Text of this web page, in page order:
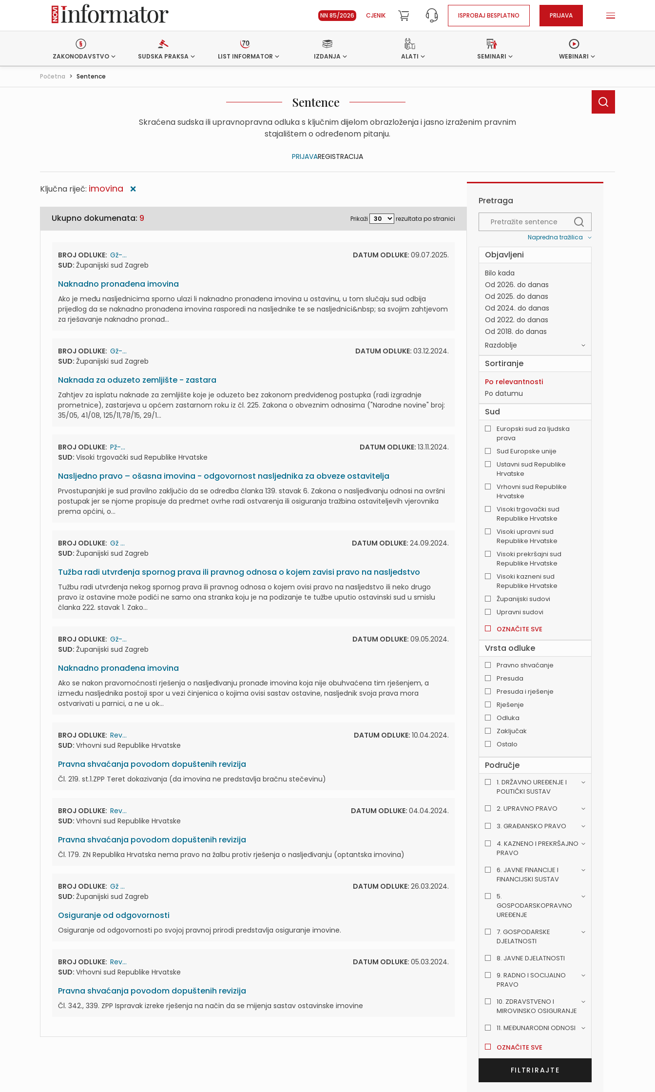
NN 85/2026 CJENIK ISPROBAJ BESPLATNO PRIJAVA
ZAKONODAVSTVO SUDSKA PRAKSA LIST INFORMATOR IZDANJA ALATI SEMINARI WEBINARI
Početna > Sentence
Sentence
Skraćena sudska ili upravnopravna odluka s ključnim dijelom obrazloženja i jasno izraženim pravnim
stajalištem o određenom pitanju.
PRIJAVAREGISTRACIJA
Ključna riječ: imovina ❌
Ukupno dokumenata: 9 Prikaži rezultata po stranici
BROJ ODLUKE: Gž-...
SUD: Županijski sud Zagreb
DATUM ODLUKE: 09.07.2025.
Naknadno pronađena imovina
Ako je među nasljednicima sporno ulazi li naknadno pronađena imovina u ostavinu, u tom slučaju sud odbija
prijedlog da se naknadno pronađena imovina rasporedi na nasljednike te se nasljednici&nbsp; sa svojim zahtjevom
za rješavanje naknadno pronađ...
BROJ ODLUKE: Gž-...
SUD: Županijski sud Zagreb
DATUM ODLUKE: 03.12.2024.
Naknada za oduzeto zemljište - zastara
Zahtjev za isplatu naknade za zemljište koje je oduzeto bez zakonom predviđenog postupka (radi izgradnje
prometnice), zastarjeva u općem zastarnom roku iz čl. 225. Zakona o obveznim odnosima ("Narodne novine" broj:
35/05, 41/08, 125/11,78/15, 29/1...
BROJ ODLUKE: Pž-...
SUD: Visoki trgovački sud Republike Hrvatske
DATUM ODLUKE: 13.11.2024.
Nasljedno pravo – ošasna imovina - odgovornost nasljednika za obveze ostavitelja
Prvostupanjski je sud pravilno zaključio da se odredba članka 139. stavak 6. Zakona o nasljeđivanju odnosi na ovršni
postupak jer se njome propisuje da predmet ovrhe radi ostvarenja ili osiguranja tražbina ostaviteljevih vjerovnika
prema općini, o...
BROJ ODLUKE: Gž ...
SUD: Županijski sud Zagreb
DATUM ODLUKE: 24.09.2024.
Tužba radi utvrđenja spornog prava ili pravnog odnosa o kojem zavisi pravo na nasljedstvo
Tužbu radi utvrđenja nekog spornog prava ili pravnog odnosa o kojem ovisi pravo na nasljedstvo ili neko drugo
pravo iz ostavine može podići ne samo ona stranka koju je na podizanje te tužbe uputio ostavinski sud u smislu
članka 222. stavak 1. Zako...
BROJ ODLUKE: Gž-...
SUD: Županijski sud Zagreb
DATUM ODLUKE: 09.05.2024.
Naknadno pronađena imovina
Ako se nakon pravomoćnosti rješenja o nasljeđivanju pronađe imovina koja nije obuhvaćena tim rješenjem, a
između nasljednika postoji spor u vezi činjenica o kojima ovisi sastav ostavine, nasljednik svoja prava mora
ostvarivati u parnici, a ne u ok...
BROJ ODLUKE: Rev...
SUD: Vrhovni sud Republike Hrvatske
DATUM ODLUKE: 10.04.2024.
Pravna shvaćanja povodom dopuštenih revizija
Čl. 219. st.1.ZPP Teret dokazivanja (da imovina ne predstavlja bračnu stečevinu)
BROJ ODLUKE: Rev...
SUD: Vrhovni sud Republike Hrvatske
DATUM ODLUKE: 04.04.2024.
Pravna shvaćanja povodom dopuštenih revizija
Čl. 179. ZN Republika Hrvatska nema pravo na žalbu protiv rješenja o nasljeđivanju (optantska imovina)
BROJ ODLUKE: Gž ...
SUD: Županijski sud Zagreb
DATUM ODLUKE: 26.03.2024.
Osiguranje od odgovornosti
Osiguranje od odgovornosti po svojoj pravnoj prirodi predstavlja osiguranje imovine.
BROJ ODLUKE: Rev...
SUD: Vrhovni sud Republike Hrvatske
DATUM ODLUKE: 05.03.2024.
Pravna shvaćanja povodom dopuštenih revizija
Čl. 342., 339. ZPP Ispravak izreke rješenja na način da se mijenja sastav ostavinske imovine
Pretraga
Napredna tražilica
Objavljeni
Bilo kada
Od 2026. do danas
Od 2025. do danas
Od 2024. do danas
Od 2022. do danas
Od 2018. do danas
Razdoblje
Sortiranje
Po relevantnosti
Po datumu
Sud
Europski sud za ljudska
prava
Sud Europske unije
Ustavni sud Republike
Hrvatske
Vrhovni sud Republike
Hrvatske
Visoki trgovački sud
Republike Hrvatske
Visoki upravni sud
Republike Hrvatske
Visoki prekršajni sud
Republike Hrvatske
Visoki kazneni sud
Republike Hrvatske
Županijski sudovi
Upravni sudovi
OZNAČITE SVE
Vrsta odluke
Pravno shvaćanje
Presuda
Presuda i rješenje
Rješenje
Odluka
Zaključak
Ostalo
Područje
1. DRŽAVNO UREĐENJE I
POLITIČKI SUSTAV
2. UPRAVNO PRAVO
3. GRAĐANSKO PRAVO
4. KAZNENO I PREKRŠAJNO
PRAVO
6. JAVNE FINANCIJE I
FINANCIJSKI SUSTAV
5.
GOSPODARSKOPRAVNO
UREĐENJE
7. GOSPODARSKE
DJELATNOSTI
8. JAVNE DJELATNOSTI
9. RADNO I SOCIJALNO
PRAVO
10. ZDRAVSTVENO I
MIROVINSKO OSIGURANJE
11. MEĐUNARODNI ODNOSI
OZNAČITE SVE